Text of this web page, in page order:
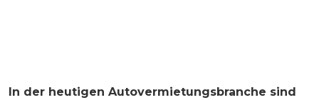
In der heutigen Autovermietungsbranche sind